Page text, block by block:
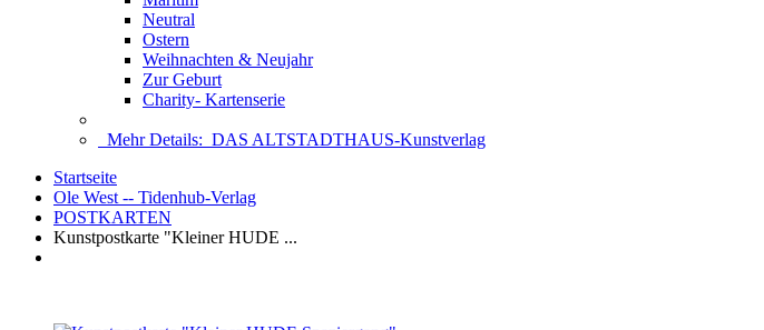
Neutral
Ostern
Weihnachten & Neujahr
Zur Geburt
Charity- Kartenserie
Mehr Details: DAS ALTSTADTHAUS-Kunstverlag
Startseite
Ole West -- Tidenhub-Verlag
POSTKARTEN
Kunstpostkarte "Kleiner HUDE ...